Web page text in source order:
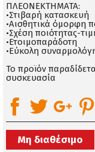
ΠΛΕΟΝΕΚΤΗΜΑΤΑ:
•Στιβαρή κατασκευή
•Αισθητικά όμορφη
•Σχέση ποιότητας-
•Ετοιμοπαράδοτη
•Εύκολη
Το προϊόν
συσκευασία
Μη διαθέσιμο